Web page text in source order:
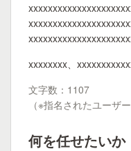
xxxxxxxx、
文字数：1107
（※指名されたユーザ
何を任せたいか